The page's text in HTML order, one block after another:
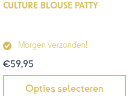
CULTURE BLOUSE PATTY
Morgen verzonden!
€59,95
Opties selecteren